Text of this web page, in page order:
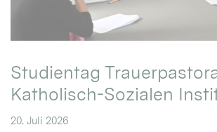
Studientag
Katholisch-Sozialen
20. Juli 2026